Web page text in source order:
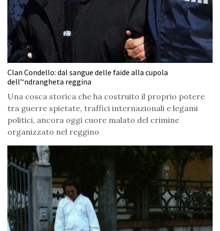
Clan Condello: dal sangue delle faide alla cupola
dell’‘ndrangheta reggina
Una cosca storica che ha costruito il proprio potere
tra guerre spietate, traffici internazionali e legami
politici, ancora oggi cuore malato del crimine
organizzato nel reggino